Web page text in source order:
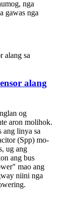
nga
gawas nga
alang
og
aron molihok.
ang linya sa
(Spp) mo-
ug ang
ang bus
mao ang
niini nga